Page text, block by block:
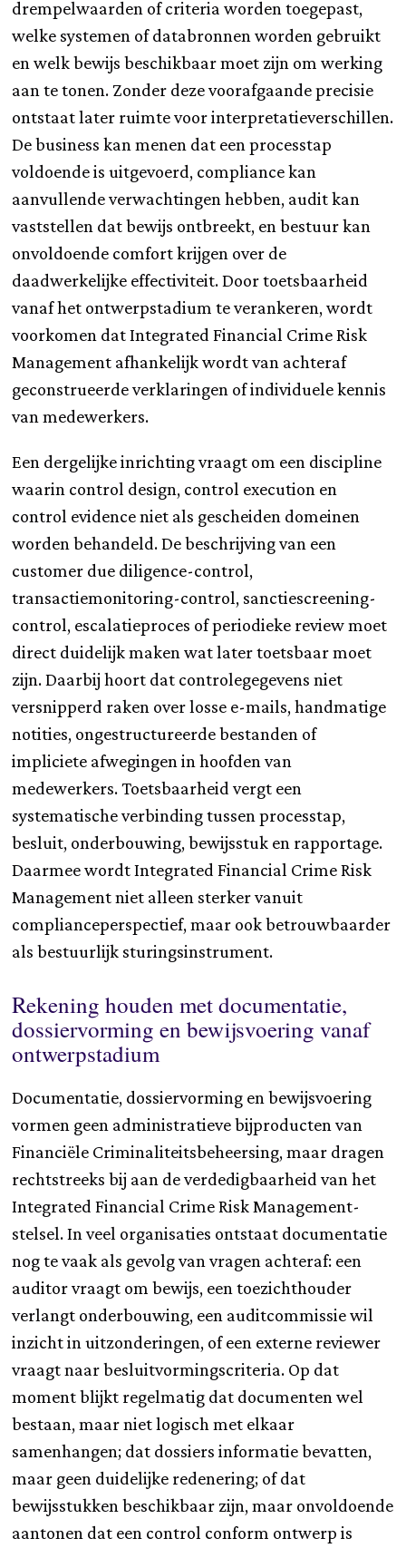
drempelwaarden of criteria worden toegepast,
welke systemen of databronnen worden gebruikt
en welk bewijs beschikbaar moet zijn om werking
aan te tonen. Zonder deze voorafgaande precisie
ontstaat later ruimte voor interpretatieverschillen.
De business kan menen dat een processtap
voldoende is uitgevoerd, compliance kan
aanvullende verwachtingen hebben, audit kan
vaststellen dat bewijs ontbreekt, en bestuur kan
onvoldoende comfort krijgen over de
daadwerkelijke effectiviteit. Door toetsbaarheid
vanaf het ontwerpstadium te verankeren, wordt
voorkomen dat Integrated Financial Crime Risk
Management afhankelijk wordt van achteraf
geconstrueerde verklaringen of individuele kennis
van medewerkers.
Een dergelijke inrichting vraagt om een discipline
waarin control design, control execution en
control evidence niet als gescheiden domeinen
worden behandeld. De beschrijving van een
customer due diligence-control,
transactiemonitoring-control, sanctiescreening-
control, escalatieproces of periodieke review moet
direct duidelijk maken wat later toetsbaar moet
zijn. Daarbij hoort dat controlegegevens niet
versnipperd raken over losse e-mails, handmatige
notities, ongestructureerde bestanden of
impliciete afwegingen in hoofden van
medewerkers. Toetsbaarheid vergt een
systematische verbinding tussen processtap,
besluit, onderbouwing, bewijsstuk en rapportage.
Daarmee wordt Integrated Financial Crime Risk
Management niet alleen sterker vanuit
complianceperspectief, maar ook betrouwbaarder
als bestuurlijk sturingsinstrument.
Rekening houden met documentatie,
dossiervorming en bewijsvoering vanaf
ontwerpstadium
Documentatie, dossiervorming en bewijsvoering
vormen geen administratieve bijproducten van
Financiële Criminaliteitsbeheersing, maar dragen
rechtstreeks bij aan de verdedigbaarheid van het
Integrated Financial Crime Risk Management-
stelsel. In veel organisaties ontstaat documentatie
nog te vaak als gevolg van vragen achteraf: een
auditor vraagt om bewijs, een toezichthouder
verlangt onderbouwing, een auditcommissie wil
inzicht in uitzonderingen, of een externe reviewer
vraagt naar besluitvormingscriteria. Op dat
moment blijkt regelmatig dat documenten wel
bestaan, maar niet logisch met elkaar
samenhangen; dat dossiers informatie bevatten,
maar geen duidelijke redenering; of dat
bewijsstukken beschikbaar zijn, maar onvoldoende
aantonen dat een control conform ontwerp is